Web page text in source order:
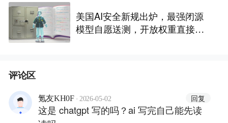
美国AI安全新规出炉，最强闭源
模型自愿送测，开放权重直接放
评论区
氪友KH0F · 2026-05-02 回复
这是 chatgpt 写的吗？ai 写完自己能先读